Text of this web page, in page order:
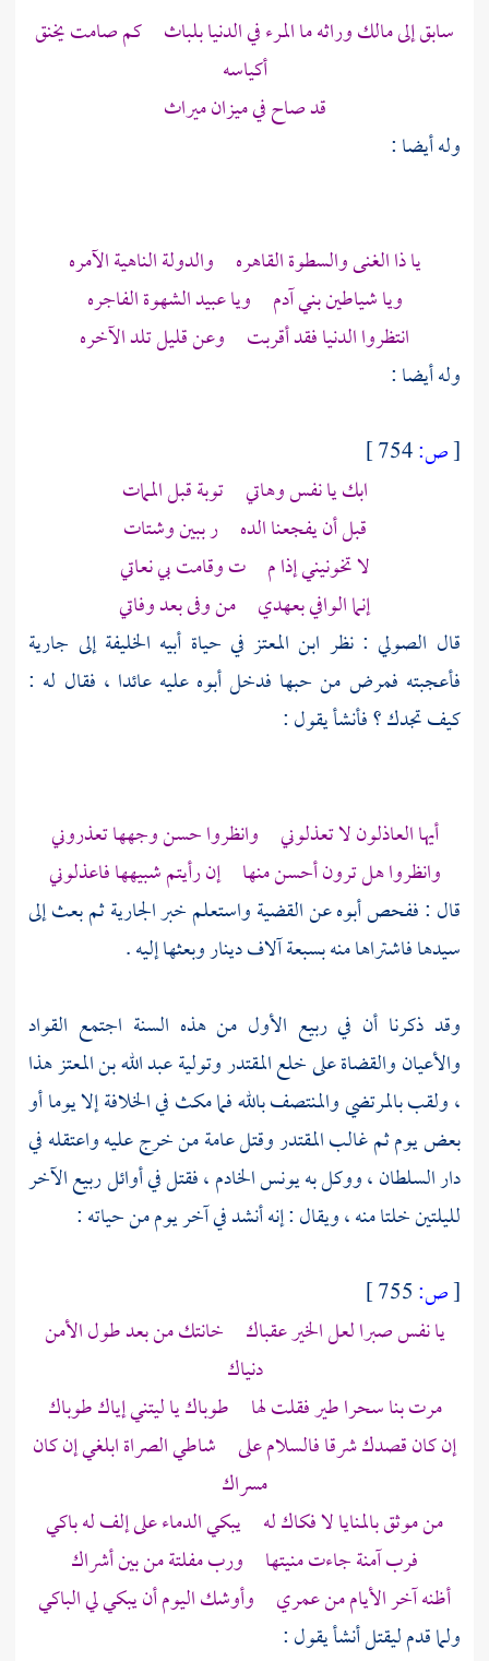
سابق إلى مالك وراثه ما المرء في الدنيا بلباث كم صامت يخنق
أكياسه
قد صاح في ميزان ميراث
وله أيضا :
يا ذا الغنى والسطوة القاهره والدولة الناهية الآمره
ويا شياطين بني آدم ويا عبيد الشهوة الفاجره
انتظروا الدنيا فقد أقربت وعن قليل تلد الآخره
وله أيضا :
[ص:
ابك يا نفس وهاتي توبة قبل الممات
قبل أن يفجعنا الده ر ببين وشتات
لا تخونيني إذا م ت وقامت بي نعاتي
إنما الوافي بعهدي من وفى بعد وفاتي
قال الصولي : نظر ابن المعتز في حياة أبيه الخليفة إلى جارية
فأعجبته فمرض من حبها فدخل أبوه عليه عائدا ، فقال له :
كيف تجدك ؟ فأنشأ يقول :
أيها العاذلون لا تعذلوني وانظروا حسن وجهها تعذروني
وانظروا هل ترون أحسن منها إن رأيتم شبيهها فاعذلوني
قال : ففحص أبوه عن القضية واستعلم خبر الجارية ثم بعث إلى
سيدها فاشتراها منه بسبعة آلاف دينار وبعثها إليه .
وقد ذكرنا أن في ربيع الأول من هذه السنة اجتمع القواد
والأعيان والقضاة على خلعالمقتدروتوليةعبد الله بن المعتزهذا
، ولقببالمرتضيوالمنتصف باللهفما مكث في الخلافة إلا يوما أو
بعض يوم ثم غالبالمقتدروقتل عامة من خرج عليه واعتقله في
دار السلطان ، ووكل بهيونس الخادم ،فقتل في أوائل ربيع الآخر
لليلتين خلتا منه ، ويقال : إنه أنشد في آخر يوم من حياته :
[ص:
يا نفس صبرا لعل الخير عقباك خانتك من بعد طول الأمن
دنياك
مرت بنا سحرا طير فقلت لها طوباك يا ليتني إياك طوباك
إن كان قصدك شرقا فالسلام على شاطي الصراة ابلغي إن كان
مسراك
من موثق بالمنايا لا فكاك له يبكي الدماء على إلف له باكي
فرب آمنة جاءت منيتها ورب مفلتة من بين أشراك
أظنه آخر الأيام من عمري وأوشك اليوم أن يبكي لي الباكي
ولما قدم ليقتل أنشأ يقول :